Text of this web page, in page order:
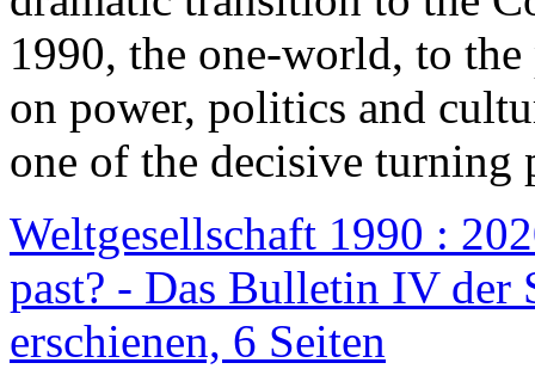
1990, the one-world, to the
on power, politics and
one of the decisive turning
Weltgesellschaft 1990 :
past? - Das Bulletin IV der
erschienen, 6 Seiten